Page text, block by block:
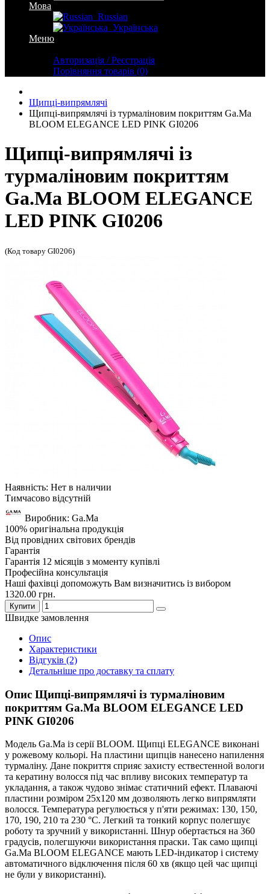
Мова
Russian
Українська
Меню
Авторизація / Реєстрація
Порівняння товарів (0)
Щипці-випрямлячі
Щипці-випрямлячі із турмаліновим покриттям Ga.Ma
BLOOM ELEGANCE LED PINK GI0206
Щипці-випрямлячі із
турмаліновим покриттям
Ga.Ma BLOOM ELEGANCE
LED PINK GI0206
(Код товару GI0206)
Наявність: Нет в наличии
Тимчасово відсутній
Виробник: Ga.Ma
100% оригінальна продукція
Від провідних світових брендів
Гарантія
Гарантія 12 місяців з моменту купівлі
Професійна консультація
Наші фахівці допоможуть Вам визначитись із вибором
1320.00 грн.
Купити
Швидке замовлення
Опис
Характеристики
Відгуків (2)
Детальніше про доставку та сплату
Опис Щипці-випрямлячі із турмаліновим
покриттям Ga.Ma BLOOM ELEGANCE LED
PINK GI0206
Модель Ga.Ma із серії BLOOM. Щипці ELEGANCE виконані
у рожевому кольорі. На пластини щипців нанесено напилення
турмаліну. Дане покриття сприяє захисту ествестенной вологи
та кератину волосся під час впливу високих температур та
укладання, а також чудово знімає статичний ефект. Плаваючі
пластини розміром 25х120 мм дозволяють легко випрямляти
волосся. Температура регулюється у п'яти режимах: 130, 150,
170, 190, 210 та 230 °C. Легкий та тонкий корпус полегшує
роботу та зручний у використанні. Шнур обертається на 360
градусів, полегшуючи використання праски. Так само щипці
Ga.Ma BLOOM ELEGANCE мають LED-індикатор і систему
автоматичного відключення після 60 хв (якщо цей час щипці
не були у використанні).